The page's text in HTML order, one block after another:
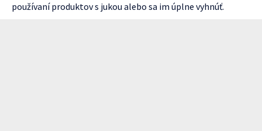
používaní produktov s jukou alebo sa im úplne vyhnúť.